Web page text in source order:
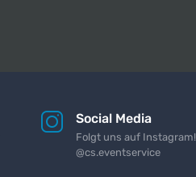
Social Media
Folgt uns auf Instagram!
@cs.eventservice